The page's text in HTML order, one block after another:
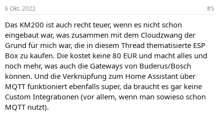
6 Okt. 2022 #5
Das KM200 ist auch recht teuer, wenn es nicht schon
eingebaut war, was zusammen mit dem Cloudzwang der
Grund für mich war, die in diesem Thread thematisierte ESP
Box zu kaufen. Die kostet keine 80 EUR und macht alles und
noch mehr, was auch die Gateways von Buderus/Bosch
können. Und die Verknüpfung zum Home Assistant über
MQTT funktioniert ebenfalls super, da braucht es gar keine
Custom Integrationen (vor allem, wenn man sowieso schon
MQTT nutzt).